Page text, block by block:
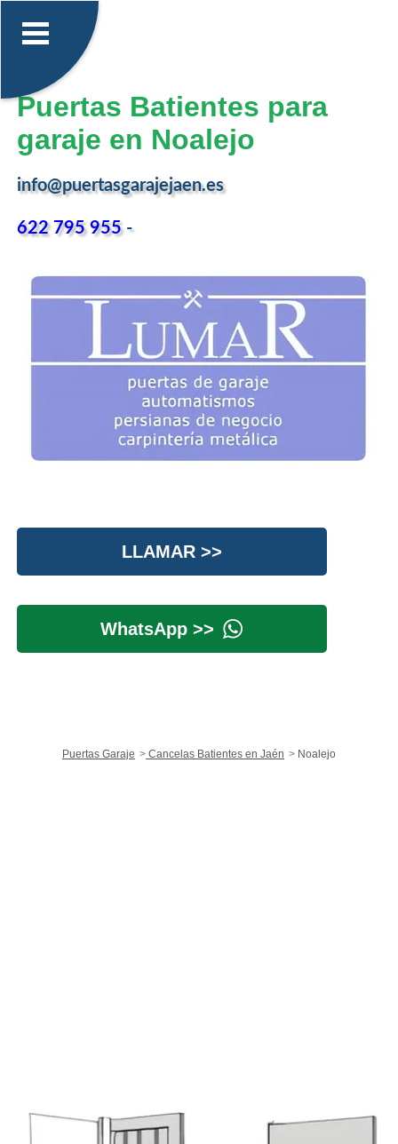
Puertas Batientes para
garaje en Noalejo
info@puertasgarajejaen.es
622 795 955-
LLAMAR >>
WhatsApp >>
Puertas Garaje Cancelas Batientes en Jaén Noalejo